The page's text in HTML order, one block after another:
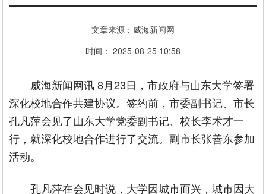
文章来源：威海新闻网
时间： 2025-08-25 10:58
威海新闻网讯 8月23日，市政府与山东大学签署
深化校地合作共建协议。签约前，市委副书记、市长
孔凡萍会见了山东大学党委副书记、校长李术才一
行，就深化校地合作进行了交流。副市长张善东参加
活动。
孔凡萍在会见时说，大学因城市而兴，城市因大